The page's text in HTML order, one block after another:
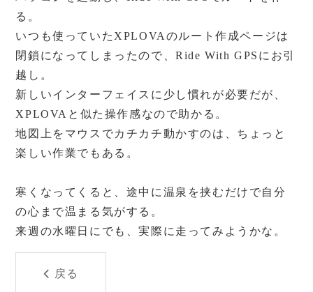
る。
いつも使っていたXPLOVAのルート作成ページは
閉鎖になってしまったので、Ride With GPSにお引
越し。
新しいインターフェイスに少し慣れが必要だが、
XPLOVAと似た操作感なので助かる。
地図上をマウスでカチカチ動かすのは、ちょっと
楽しい作業でもある。
寒くなってくると、途中に温泉を挟むだけで自分
の心まで温まる気がする。
来週の水曜日にでも、実際に走ってみようかな。
戻る